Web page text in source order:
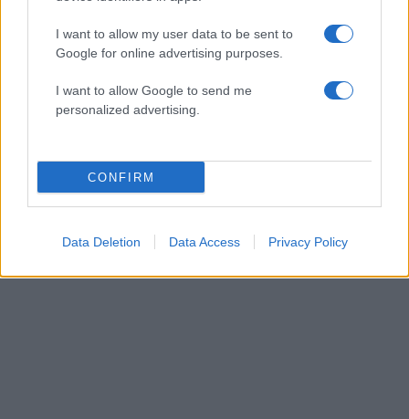
I want to allow my user data to be sent to
Google for online advertising purposes.
I want to allow Google to send me
personalized advertising.
CONFIRM
Data Deletion Data Access Privacy Policy
26.10.2014
News
Μεγάλου Αλεξάνδρου και τα νέα σενάρια
ΔΙΑΦΗΜΙΣΗ